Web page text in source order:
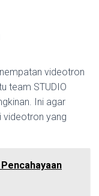
videotron
team STUDIO
Ini agar
videotron yang